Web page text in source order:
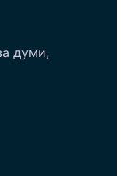
думи,